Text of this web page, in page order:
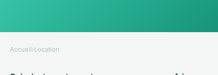
Accueil›Location